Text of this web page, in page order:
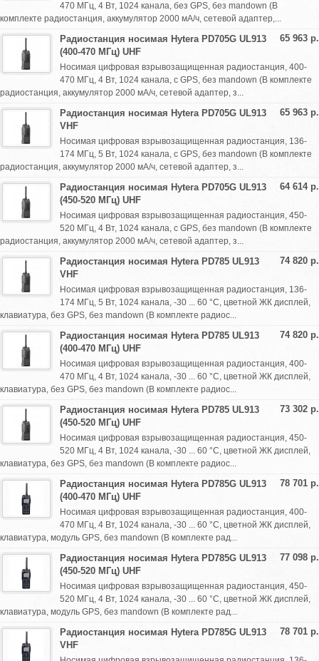
470 МГц, 4 Вт, 1024 канала, без GPS, без mandown (В
комплекте радиостанция, аккумулятор 2000 мА/ч, сетевой адаптер,...
65 963 р.
Радиостанция носимая Hytera PD705G UL913
(400-470 МГц) UHF
Носимая цифровая взрывозащищенная радиостанция, 400-
470 МГц, 4 Вт, 1024 канала, с GPS, без mandown (В комплекте
радиостанция, аккумулятор 2000 мА/ч, сетевой адаптер, з...
65 963 р.
Радиостанция носимая Hytera PD705G UL913
VHF
Носимая цифровая взрывозащищенная радиостанция, 136-
174 МГц, 5 Вт, 1024 канала, с GPS, без mandown (В комплекте
радиостанция, аккумулятор 2000 мА/ч, сетевой адаптер, з...
64 614 р.
Радиостанция носимая Hytera PD705G UL913
(450-520 МГц) UHF
Носимая цифровая взрывозащищенная радиостанция, 450-
520 МГц, 4 Вт, 1024 канала, с GPS, без mandown (В комплекте
радиостанция, аккумулятор 2000 мА/ч, сетевой адаптер, з...
74 820 р.
Радиостанция носимая Hytera PD785 UL913
VHF
Носимая цифровая взрывозащищенная радиостанция, 136-
174 МГц, 5 Вт, 1024 канала, -30 ... 60 °С, цветной ЖК дисплей,
клавиатура, без GPS, без mandown (В комплекте радиос...
74 820 р.
Радиостанция носимая Hytera PD785 UL913
(400-470 МГц) UHF
Носимая цифровая взрывозащищенная радиостанция, 400-
470 МГц, 4 Вт, 1024 канала, -30 ... 60 °С, цветной ЖК дисплей,
клавиатура, без GPS, без mandown (В комплекте радиос...
73 302 р.
Радиостанция носимая Hytera PD785 UL913
(450-520 МГц) UHF
Носимая цифровая взрывозащищенная радиостанция, 450-
520 МГц, 4 Вт, 1024 канала, -30 ... 60 °С, цветной ЖК дисплей,
клавиатура, без GPS, без mandown (В комплекте радиос...
78 701 р.
Радиостанция носимая Hytera PD785G UL913
(400-470 МГц) UHF
Носимая цифровая взрывозащищенная радиостанция, 400-
470 МГц, 4 Вт, 1024 канала, -30 ... 60 °С, цветной ЖК дисплей,
клавиатура, модуль GPS, без mandown (В комплекте рад...
77 098 р.
Радиостанция носимая Hytera PD785G UL913
(450-520 МГц) UHF
Носимая цифровая взрывозащищенная радиостанция, 450-
520 МГц, 4 Вт, 1024 канала, -30 ... 60 °С, цветной ЖК дисплей,
клавиатура, модуль GPS, без mandown (В комплекте рад...
78 701 р.
Радиостанция носимая Hytera PD785G UL913
VHF